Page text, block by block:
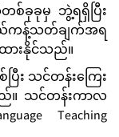
ခုမှ ဘွဲ့ရရှိပြီး
ကန့်သတ်ချက်အရ
ားနိုင်သည်။
ြီး သင်တန်းကြေး
။ သင်တန်းကာလ
Teaching